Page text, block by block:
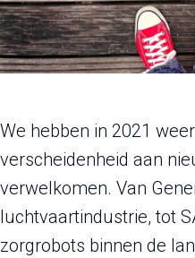
We hebben in 2021
verscheidenheid aan
verwelkomen. Van
luchtvaartindustrie, tot
zorgrobots binnen de